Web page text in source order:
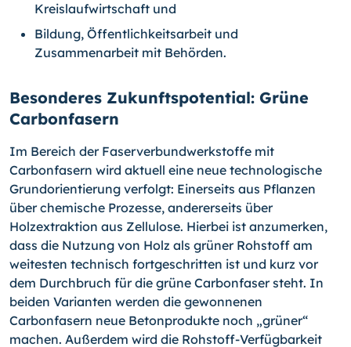
Kreislaufwirtschaft und
Bildung, Öffentlichkeitsarbeit und
Zusammenarbeit mit Behörden.
Besonderes Zukunftspotential: Grüne
Carbonfasern
Im Bereich der Faserverbundwerkstoffe mit
Carbonfasern wird aktuell eine neue technologische
Grundorientierung verfolgt: Einerseits aus Pflanzen
über chemische Prozesse, andererseits über
Holzextraktion aus Zellulose. Hierbei ist anzumerken,
dass die Nutzung von Holz als grüner Rohstoff am
weitesten technisch fortgeschritten ist und kurz vor
dem Durchbruch für die grüne Carbonfaser steht. In
beiden Varianten werden die gewonnenen
Carbonfasern neue Betonprodukte noch „grüner“
machen. Außerdem wird die Rohstoff-Verfügbarkeit